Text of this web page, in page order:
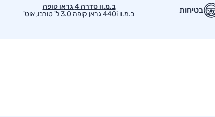
בטיחות
ב.מ.וו סדרה 4 גראן קופה
ב.מ.וו 440i גראן קופה 3.0 ל' טורבו, אוט'